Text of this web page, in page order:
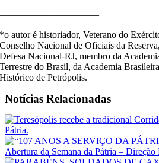
——————————–
*o autor é historiador, Veterano do
Conselho Nacional de Oficiais da
Defesa Nacional-RJ, membro da
Terrestre do Brasil, da Academia
Histórico de Petrópolis.
Notícias Relacionadas